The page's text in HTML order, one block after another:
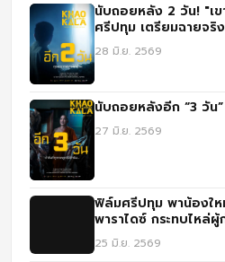
นับถอยหลัง 2 วัน! "เ
ศรีปทุม เตรียมฉายจริ
28 มิ.ย. 2569
นับถอยหลังอีก “3 วัน”
27 มิ.ย. 2569
ฟิล์มศรีปทุม พาน้องใ
พาราไดซ์ กระทบไหล่
ประสบการณ์จริง
25 มิ.ย. 2569